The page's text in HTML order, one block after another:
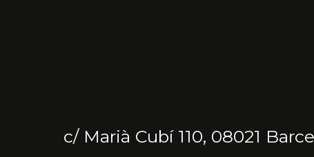
c/ Marià Cubí 110, 08021